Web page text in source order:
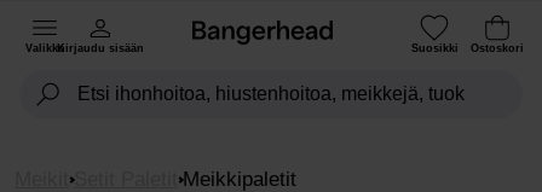
ValikkoKirjaudu sisään Suosikki Ostoskori
Setit Paletit Meikkipaletit